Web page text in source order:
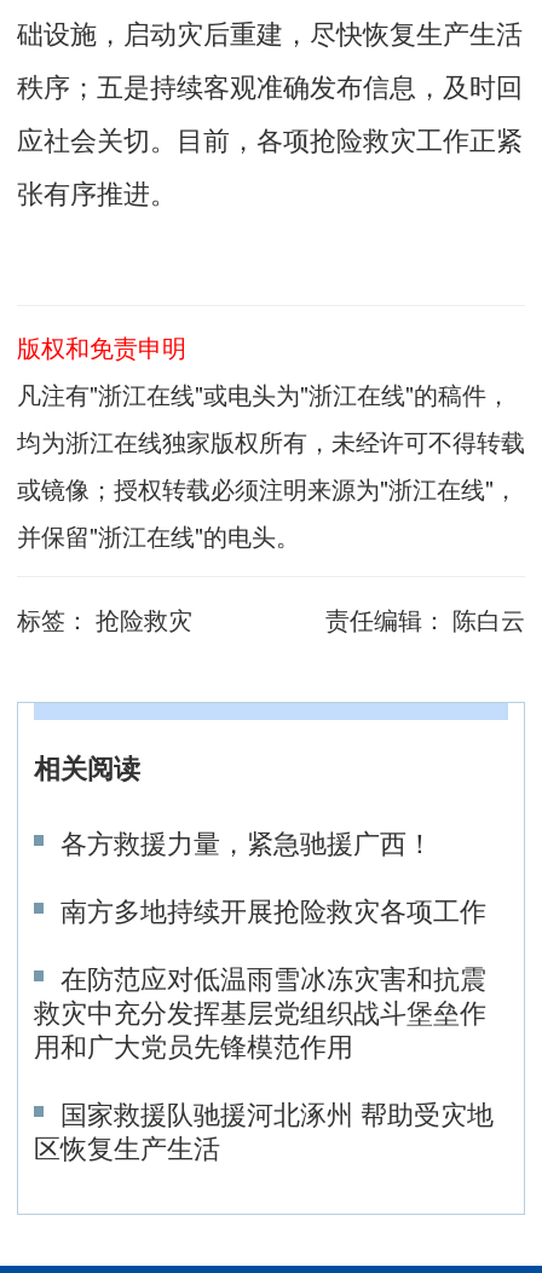
础设施，启动灾后重建，尽快恢复生产生活
秩序；五是持续客观准确发布信息，及时回
应社会关切。目前，各项抢险救灾工作正紧
张有序推进。
版权和免责申明
凡注有"浙江在线"或电头为"浙江在线"的稿件，
均为浙江在线独家版权所有，未经许可不得转载
或镜像；授权转载必须注明来源为"浙江在线"，
并保留"浙江在线"的电头。
标签： 抢险救灾 责任编辑： 陈白云
相关阅读
各方救援力量，紧急驰援广西！
南方多地持续开展抢险救灾各项工作
在防范应对低温雨雪冰冻灾害和抗震
救灾中充分发挥基层党组织战斗堡垒作
用和广大党员先锋模范作用
国家救援队驰援河北涿州 帮助受灾地
区恢复生产生活